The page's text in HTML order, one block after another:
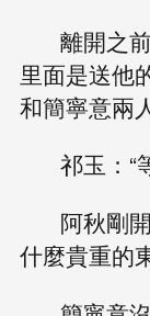
離開之
里面是送他
和簡寧意兩
祁玉：“
阿秋剛
什麼貴重的